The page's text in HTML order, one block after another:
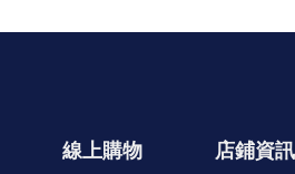
線上購物 店鋪資訊